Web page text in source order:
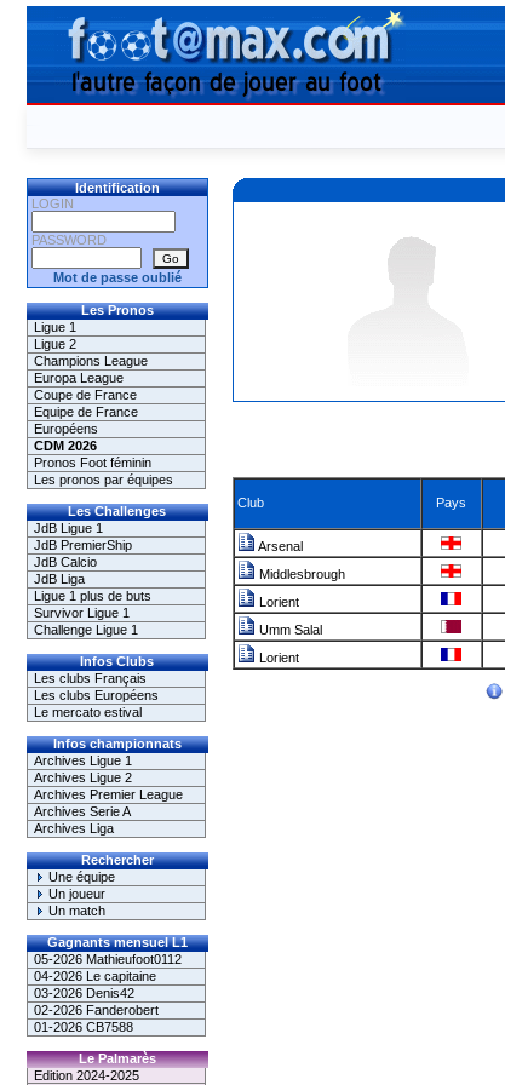
Identification
LOGIN
PASSWORD
Mot de passe oublié
Les Pronos
Ligue 1
Ligue 2
Champions League
Europa League
Coupe de France
Equipe de France
Européens
CDM 2026
Pronos Foot féminin
Les pronos par équipes
Les Challenges
JdB Ligue 1
JdB PremierShip
JdB Calcio
JdB Liga
Ligue 1 plus de buts
Survivor Ligue 1
Challenge Ligue 1
Infos Clubs
Les clubs Français
Les clubs Européens
Le mercato estival
Infos championnats
Archives Ligue 1
Archives Ligue 2
Archives Premier League
Archives Serie A
Archives Liga
Rechercher
Une équipe
Un joueur
Un match
Gagnants mensuel L1
05-2026 Mathieufoot0112
04-2026 Le capitaine
03-2026 Denis42
02-2026 Fanderobert
01-2026 CB7588
Le Palmarès
Edition 2024-2025
Club Pays
Arsenal
Middlesbrough
Lorient
Umm Salal
Lorient